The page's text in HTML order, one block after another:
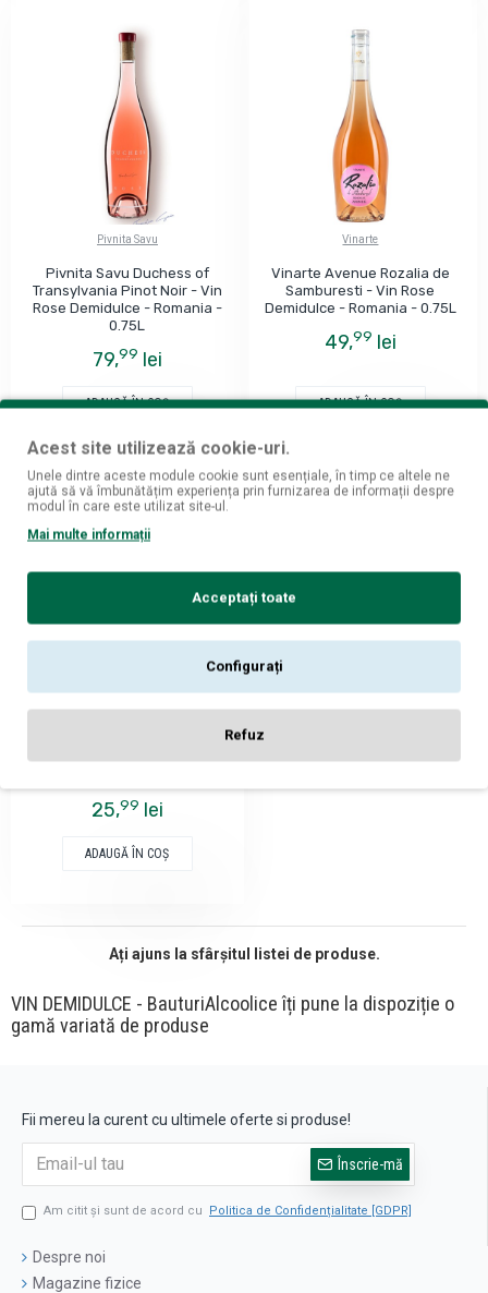
Pivnita Savu
Pivnita Savu Duchess of
Transylvania Pinot Noir - Vin
Rose Demidulce - Romania -
0.75L
79,99 lei
ADAUGĂ ÎN COŞ
Vinarte
Vinarte Avenue Rozalia de
Samburesti - Vin Rose
Demidulce - Romania - 0.75L
49,99 lei
ADAUGĂ ÎN COŞ
Vinarte
Romaneasca - Vin Alb
25,99 lei
ADAUGĂ ÎN COŞ
Ați ajuns la sfârșitul listei de produse.
VIN DEMIDULCE - BauturiAlcoolice îți pune la dispoziție o
gamă variată de produse
Fii mereu la curent cu ultimele oferte si produse!
Înscrie-mă
Am citit şi sunt de acord cu Politica de Confidențialitate [GDPR]
Despre noi
Magazine fizice
Acest site utilizează cookie-uri.
Unele dintre aceste module cookie sunt esențiale, în timp ce altele ne
ajută să vă îmbunătățim experiența prin furnizarea de informații despre
modul în care este utilizat site-ul.
Mai multe informații
Acceptați toate
Configurați
Refuz